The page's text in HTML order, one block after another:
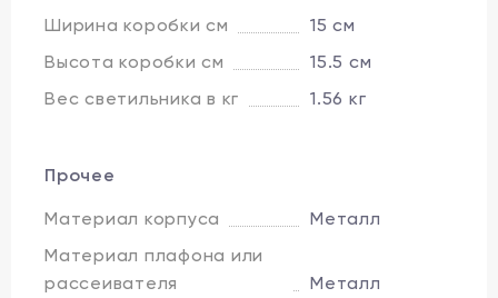
Ширина коробки см
15 см
Высота коробки см
15.5 см
Вес светильника в кг
1.56 кг
Прочее
Материал корпуса
Металл
Материал плафона или
рассеивателя
Металл